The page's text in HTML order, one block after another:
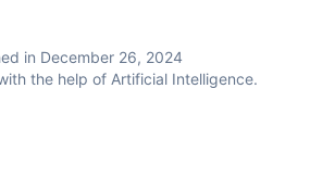
in December 26, 2024
the help of Artificial Intelligence.